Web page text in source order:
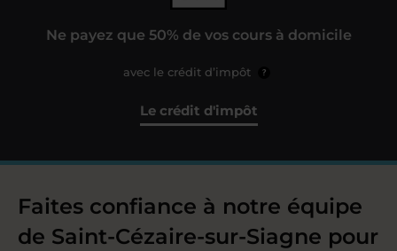
Ne payez que 50% de vos cours à domicile
avec le crédit d’impôt ?
Le crédit d'impôt
Faites confiance à notre équipe
de Saint-Cézaire-sur-Siagne pour